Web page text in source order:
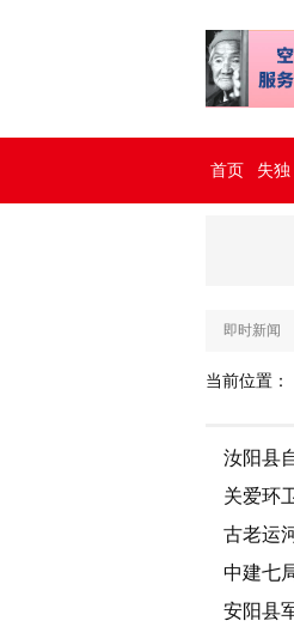
首页 失独
即时新闻
当前位置：
汝阳县
关爱环
古老运
中建七
安阳县